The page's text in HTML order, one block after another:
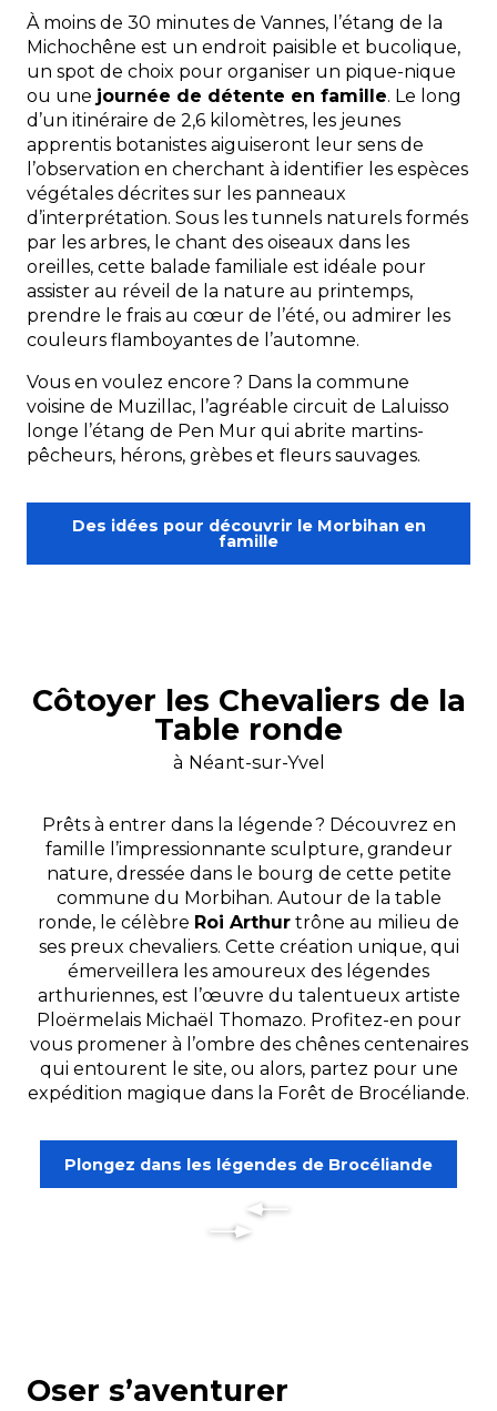
À moins de 30 minutes de Vannes, l’étang de la
Michochêne est un endroit paisible et bucolique,
un spot de choix pour organiser un pique-nique
ou une journée de détente en famille. Le long
d’un itinéraire de 2,6 kilomètres, les jeunes
apprentis botanistes aiguiseront leur sens de
l’observation en cherchant à identifier les espèces
végétales décrites sur les panneaux
d’interprétation. Sous les tunnels naturels formés
par les arbres, le chant des oiseaux dans les
oreilles, cette balade familiale est idéale pour
assister au réveil de la nature au printemps,
prendre le frais au cœur de l’été, ou admirer les
couleurs flamboyantes de l’automne.
Vous en voulez encore ? Dans la commune
voisine de Muzillac, l’agréable circuit de Laluisso
longe l’étang de Pen Mur qui abrite martins-
pêcheurs, hérons, grèbes et fleurs sauvages.
Des idées pour découvrir le Morbihan en
famille
Côtoyer les Chevaliers de la
Table ronde
à Néant-sur-Yvel
Prêts à entrer dans la légende ? Découvrez en
famille l’impressionnante sculpture, grandeur
nature, dressée dans le bourg de cette petite
commune du Morbihan. Autour de la table
ronde, le célèbre Roi Arthur trône au milieu de
ses preux chevaliers. Cette création unique, qui
émerveillera les amoureux des légendes
arthuriennes, est l’œuvre du talentueux artiste
Ploërmelais Michaël Thomazo. Profitez-en pour
vous promener à l’ombre des chênes centenaires
qui entourent le site, ou alors, partez pour une
expédition magique dans la Forêt de Brocéliande.
Plongez dans les légendes de Brocéliande
Oser s’aventurer